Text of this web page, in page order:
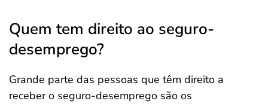
Quem tem direito ao seguro-
desemprego?
Grande parte das pessoas que têm direito a
receber o seguro-desemprego são os